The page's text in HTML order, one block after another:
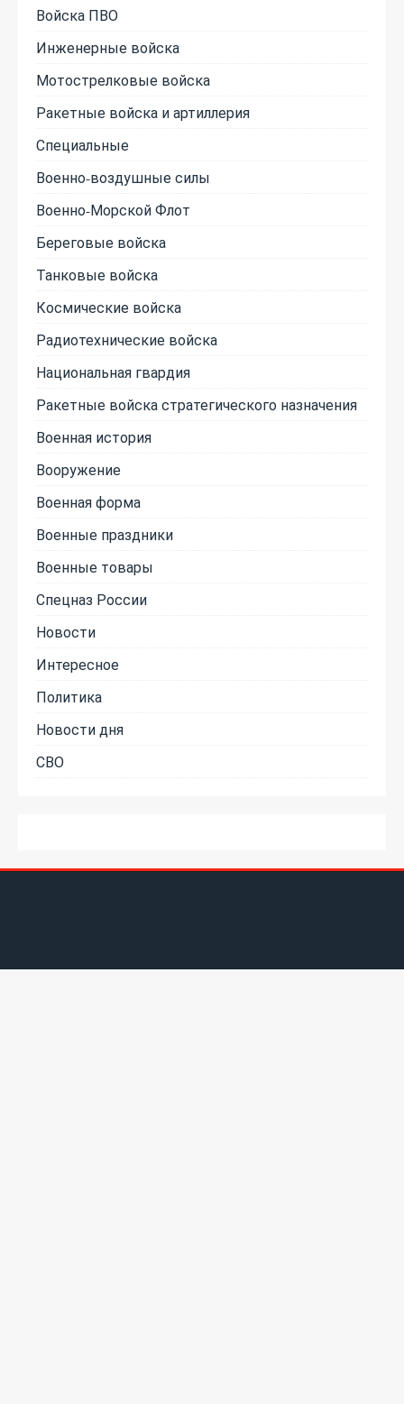
Войска ПВО
Инженерные войска
Мотострелковые войска
Ракетные войска и артиллерия
Специальные
Военно-воздушные силы
Военно-Морской Флот
Береговые войска
Танковые войска
Космические войска
Радиотехнические войска
Национальная гвардия
Ракетные войска стратегического назначения
Военная история
Вооружение
Военная форма
Военные праздники
Военные товары
Спецназ России
Новости
Интересное
Политика
Новости дня
СВО